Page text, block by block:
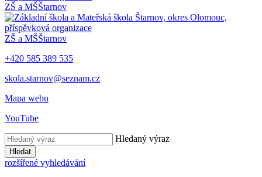
ZŠ a MŠŠtarnov
ZŠ a MŠŠtarnov
+420 585 389 535
skola.starnov@seznam.cz
Mapa webu
YouTube
Hledaný výraz
Hledat
rozšířené vyhledávání